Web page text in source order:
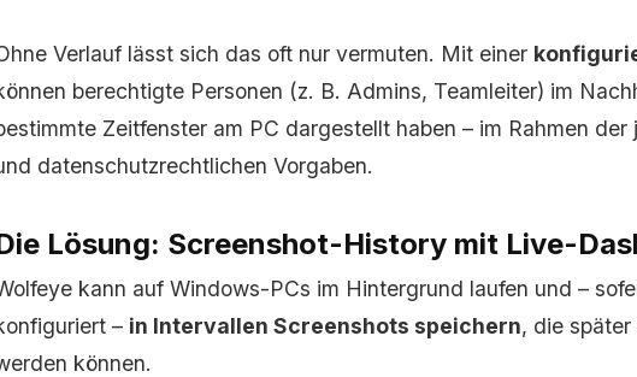
Verlauf lässt sich das oft nur vermuten. Mit einer
berechtigte Personen (z. B. Admins, Teamleiter) im
Zeitfenster am PC dargestellt haben – im Rahmen
datenschutzrechtlichen Vorgaben.
Lösung: Screenshot-History mit Live-
kann auf Windows-PCs im Hintergrund laufen und –
– in Intervallen Screenshots speichern, die
können.